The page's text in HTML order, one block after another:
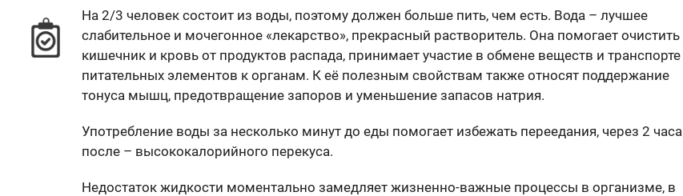
На 2/3 человек состоит из воды, поэтому должен больше пить, чем есть. Вода – лучшее
слабительное и мочегонное «лекарство», прекрасный растворитель. Она помогает очистить
кишечник и кровь от продуктов распада, принимает участие в обмене веществ и транспорте
питательных элементов к органам. К её полезным свойствам также относят поддержание
тонуса мышц, предотвращение запоров и уменьшение запасов натрия.
Употребление воды за несколько минут до еды помогает избежать переедания, через 2 часа
после – высококалорийного перекуса.
Недостаток жидкости моментально замедляет жизненно-важные процессы в организме, в